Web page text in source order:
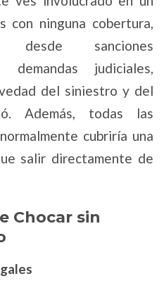
con ninguna cobertura,
desde sanciones
demandas judiciales,
del siniestro y del
Además, todas las
cubriría una
salir directamente de
Chocar sin